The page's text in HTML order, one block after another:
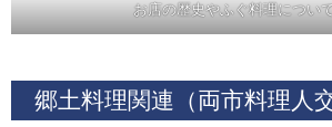
お店の歴史やふぐ料理につい
郷土料理関連（両市料理人交